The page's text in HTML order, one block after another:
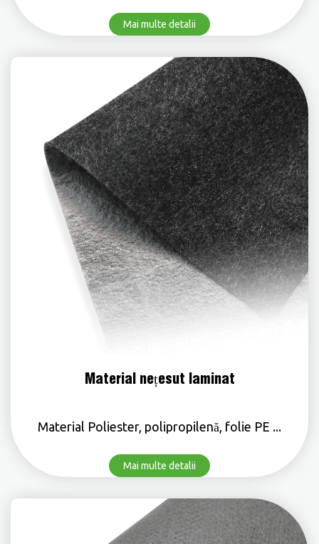
Mai multe detalii
Material nețesut laminat
Material Poliester, polipropilenă, folie PE ...
Mai multe detalii